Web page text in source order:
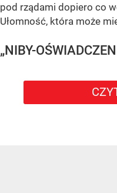
pod rządami dopiero co
Ułomność, która może
„NIBY-